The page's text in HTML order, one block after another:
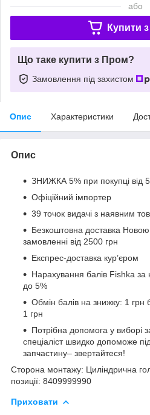
або
Купити з
Що таке купити з Пром?
Замовлення під захистом
Опис Характеристики
Опис
ЗНИЖКА 5% при покупці від
Офіційний імпортер
39 точок видачі з наявним
Безкоштовна доставка
замовленні від 2500 грн
Експрес-доставка кур’єром
Нарахування балів Fishka за
до 5%
Обмін балів на знижку: 1
1 грн
Потрібна допомога у виборі
спеціаліст швидко допоможе
запчастину– звертайтеся!
Сторона монтажу: Циліндрична
позиції: 8409999990
Приховати